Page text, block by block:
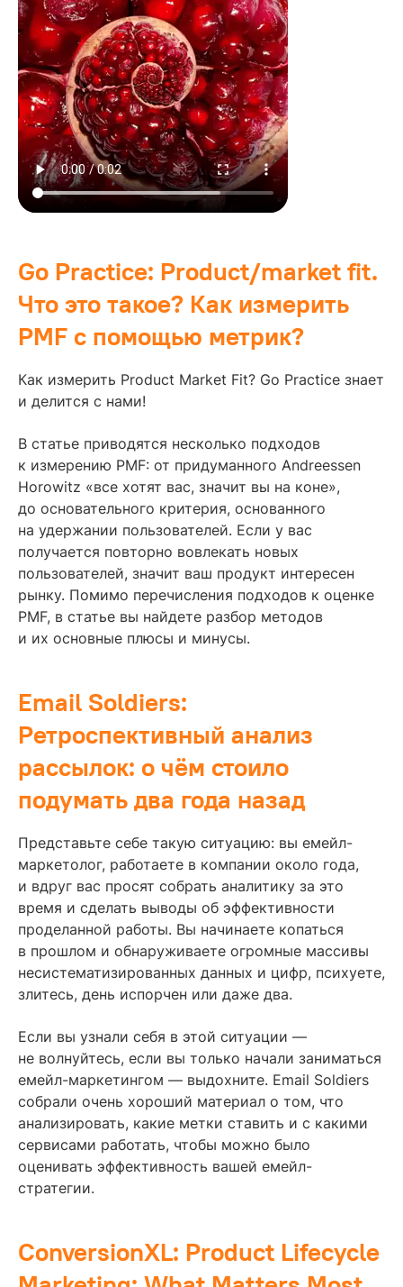
Go Practice: Product/market fit.
Что это такое? Как измерить
PMF с помощью метрик?
Как измерить Product Market Fit? Go Practice знает
и делится с нами!
В статье приводятся несколько подходов
к измерению PMF: от придуманного Andreessen
Horowitz «все хотят вас, значит вы на коне»,
до основательного критерия, основанного
на удержании пользователей. Если у вас
получается повторно вовлекать новых
пользователей, значит ваш продукт интересен
рынку. Помимо перечисления подходов к оценке
PMF, в статье вы найдете разбор методов
и их основные плюсы и минусы.
Email Soldiers:
Ретроспективный анализ
рассылок: о чём стоило
подумать два года назад
Представьте себе такую ситуацию: вы емейл-
маркетолог, работаете в компании около года,
и вдруг вас просят собрать аналитику за это
время и сделать выводы об эффективности
проделанной работы. Вы начинаете копаться
в прошлом и обнаруживаете огромные массивы
несистематизированных данных и цифр, психуете,
злитесь, день испорчен или даже два.
Если вы узнали себя в этой ситуации —
не волнуйтесь, если вы только начали заниматься
емейл-маркетингом — выдохните. Email Soldiers
собрали очень хороший материал о том, что
анализировать, какие метки ставить и с какими
сервисами работать, чтобы можно было
оценивать эффективность вашей емейл-
стратегии.
ConversionXL: Product Lifecycle